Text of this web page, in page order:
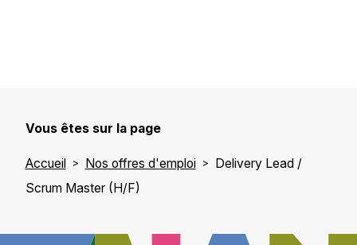
Vous êtes sur la page
Accueil Nos offres d'emploi
Delivery Lead /
Scrum Master (H/F)